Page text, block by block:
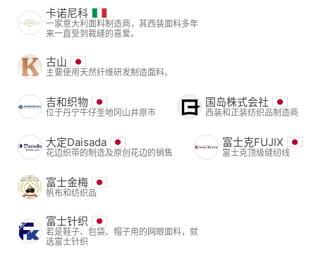
卡诺尼科
一家意大利面料制造商，其西装面料多年
来一直受到裁缝的喜爱。
古山
主要使用天然纤维研发制造面料。
吉和织物
位于丹宁牛仔圣地冈山井原市
国岛株式会社
西装和正装纺织品制造商
大定Daisada
花边织带的制造及原创花边的销售
富士克FUJIX
富士克顶级缝纫线
富士金梅
帆布和纺织品
富士针织
若是鞋子、包袋、帽子用的网眼面料，就
选富士针织